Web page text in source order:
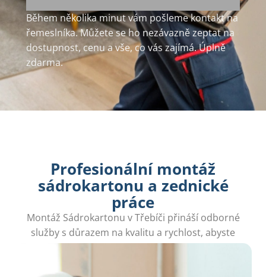
Během několika minut vám pošleme kontakt na
řemeslníka. Můžete se ho nezávazně zeptat na
dostupnost, cenu a vše, co vás zajímá. Úplně
zdarma.
Profesionální montáž
sádrokartonu a zednické
práce
Montáž Sádrokartonu v Třebíči přináší odborné
služby s důrazem na kvalitu a rychlost, abyste
mohli snadno realizovat vaše interiérové projekty.